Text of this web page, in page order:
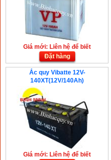
Giá mới: Liên hệ để biết
Đặt hàng
Ắc quy Vibatte 12V-
140XT(12V/140Ah)
Giá mới: Liên hệ để biết